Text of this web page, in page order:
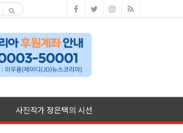
사진작가 정은택의 시선